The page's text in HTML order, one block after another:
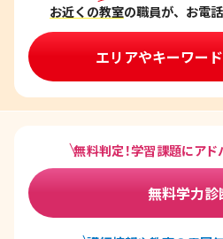
お近くの教室の職員が、お電
エリアやキーワー
無料判定！学習課題にアド
無料学力診